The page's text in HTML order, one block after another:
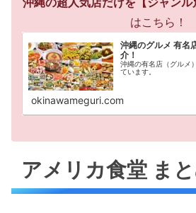
はこちら！
沖縄のグルメ 有名
介！
沖縄の有名店（グルメ
ています。
okinawameguri.com
アメリカ食堂 ま